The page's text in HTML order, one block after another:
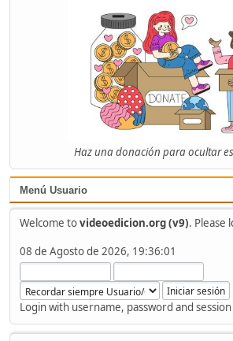
Haz una donación para ocultar
Menú Usuario
Welcome tovideoedicion.org (v9). Please
08 de Agosto de 2026, 19:36:01
Login with username, password and